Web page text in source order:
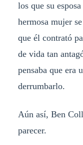
los que su
hermosa mujer
que él contrató
de vida tan
pensaba que era
derrumbarlo.
Aún así, Ben
parecer.